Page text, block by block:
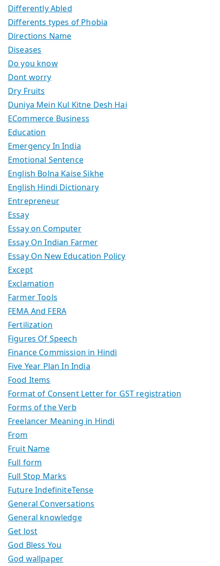
Differently Abled
Differents types of Phobia
Directions Name
Diseases
Do you know
Dont worry
Dry Fruits
Duniya Mein Kul Kitne Desh Hai
ECommerce Business
Education
Emergency In India
Emotional Sentence
English Bolna Kaise Sikhe
English Hindi Dictionary
Entrepreneur
Essay
Essay on Computer
Essay On Indian Farmer
Essay On New Education Policy
Except
Exclamation
Farmer Tools
FEMA And FERA
Fertilization
Figures Of Speech
Finance Commission in Hindi
Five Year Plan In India
Food Items
Format of Consent Letter for GST registration
Forms of the Verb
Freelancer Meaning in Hindi
From
Fruit Name
Full form
Full Stop Marks
Future IndefiniteTense
General Conversations
General knowledge
Get lost
God Bless You
God wallpaper